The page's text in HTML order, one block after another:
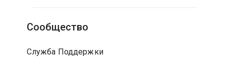
Сообщество
Служба Поддержки